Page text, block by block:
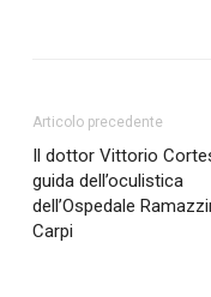
Articolo precedente
Il dottor Vittorio
guida dell’oculistica
dell’Ospedale
Carpi